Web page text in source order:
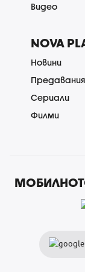
Видео
NOVA
Новини
Предавания
Сериали
Филми